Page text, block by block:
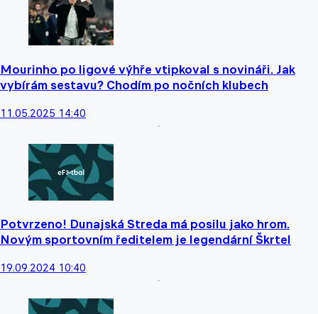
Mourinho po ligové výhře vtipkoval s novináři. Jak
vybírám sestavu? Chodím po nočních klubech
11.05.2025 14:40
Potvrzeno! Dunajská Streda má posilu jako hrom.
Novým sportovním ředitelem je legendární Škrtel
19.09.2024 10:40